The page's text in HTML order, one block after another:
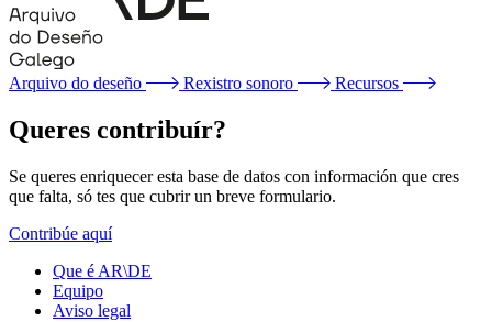
Arquivo do deseño Rexistro sonoro Recursos
Queres contribuír?
Se queres enriquecer esta base de datos con información que cres
que falta, só tes que cubrir un breve formulario.
Contribúe aquí
Que é AR\DE
Equipo
Aviso legal